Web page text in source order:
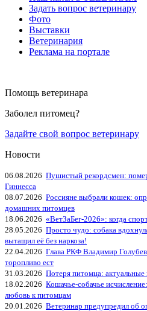
Задать вопрос ветеринару
Фото
Выставки
Ветеринария
Реклама на портале
Помощь ветеринара
Заболел питомец?
Задайте свой вопрос ветеринару
Новости
06.08.2026 Пушистый рекордсмен:
Гиннесса
08.07.2026 Россияне выбрали кошек:
домашних питомцев
18.06.2026 «ВетЗаБег‑2026»: когда
28.05.2026 Просто чудо: собака
вытащил её без наркоза!
22.04.2026 Глава РКФ Владимир
торопливо ест
31.03.2026 Потеря питомца:
18.02.2026 Кошачье-собачье
любовь к питомцам
20.01.2026 Ветеринар предупредил об